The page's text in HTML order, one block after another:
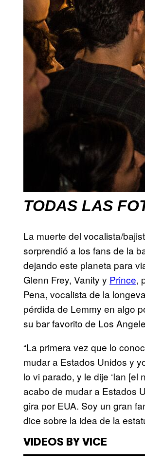
TODAS LAS
La muerte del vocalista/
sorprendió a los fans de la
dejando este planeta para
Glenn Frey, Vanity y Prince,
Pena, vocalista de la
pérdida de Lemmy en algo
su bar favorito de Los
“La primera vez que lo
mudar a Estados Unidos y
lo vi parado, y le dije ‘Ian [el
acabo de mudar a Estados
gira por EUA. Soy un gran
dice sobre la idea de la
VIDEOS BY VICE